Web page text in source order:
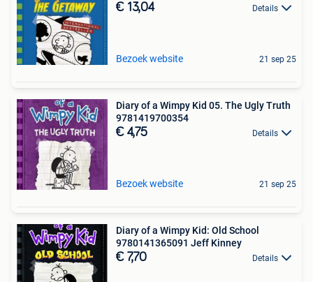
€ 13,04 Details
Bezoek website 21 sep 25
Diary of a Wimpy Kid 05. The Ugly Truth
9781419700354
€ 4,75 Details
Bezoek website 21 sep 25
Diary of a Wimpy Kid: Old School
9780141365091 Jeff Kinney
€ 7,70 Details